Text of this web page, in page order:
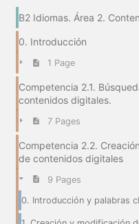
B2 Idiomas. Área 2.
0. Introducción
1 Page
Competencia 2.1.
contenidos digitales.
7 Pages
Competencia 2.2.
de contenidos digitales
9 Pages
0. Introducción y palabras